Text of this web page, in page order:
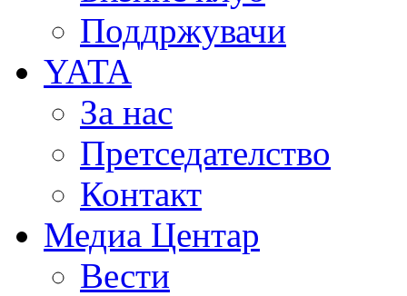
Поддржувачи
YATA
За нас
Претседателство
Контакт
Медиа Центар
Вести